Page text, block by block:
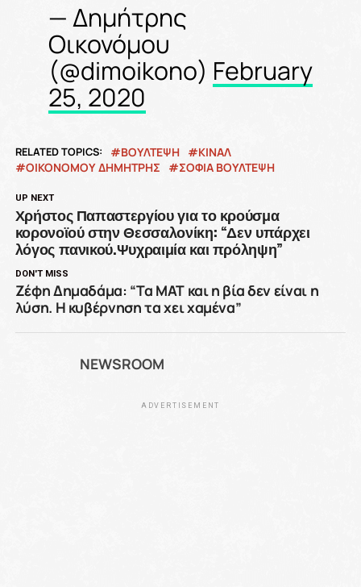
— Δημήτρης
Οικονόμου
(@dimoikono) February
25, 2020
RELATED TOPICS: ΒΟΥΛΤΕΨΗ
ΚΙΝΑΛ
ΟΙΚΟΝΌΜΟΥ ΔΗΜΉΤΡΗΣ
ΣΟΦΊΑ ΒΟΎΛΤΕΨΗ
UP NEXT
Χρήστος Παπαστεργίου για το κρούσμα
κορονοϊού στην Θεσσαλονίκη: “Δεν υπάρχει
λόγος πανικού.Ψυχραιμία και πρόληψη”
DON'T MISS
Ζέφη Δημαδάμα: “Τα ΜΑΤ και η βία δεν είναι η
λύση. Η κυβέρνηση τα χει χαμένα”
NEWSROOM
ADVERTISEMENT